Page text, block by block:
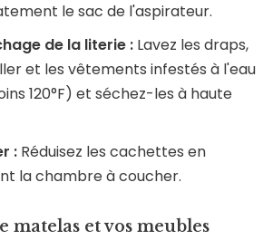
le sac de l'aspirateur.
de la literie : Lavez les draps,
et les vêtements infestés à l'eau
120°F) et séchez-les à haute
: Réduisez les cachettes en
la chambre à coucher.
matelas et vos meubles